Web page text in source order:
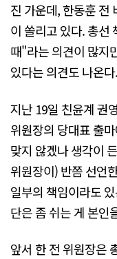
진 가운데, 한동훈 전
이 쏠리고 있다. 총선
때"라는 의견이 많지
있다는 의견도 나온다.
지난 19일 친윤계 권
위원장의 당대표 출
맞지 않겠나 생각이
위원장이) 반쯤 선언
일부의 책임이라도
단은 좀 쉬는 게 본인
앞서 한 전 위원장은